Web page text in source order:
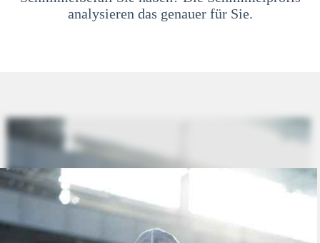
analysieren das genauer für Sie.